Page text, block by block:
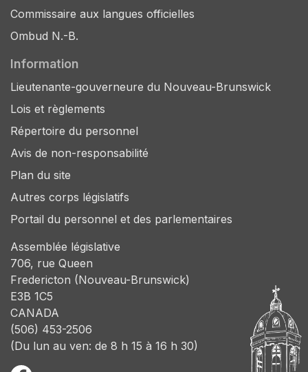
Commissaire aux langues officielles
Ombud N.-B.
Information
Lieutenante-gouverneure du Nouveau-Brunswick
Lois et règlements
Répertoire du personnel
Avis de non-responsabilité
Plan du site
Autres corps législatifs
Portail du personnel et des parlementaires
Assemblée législative
706, rue Queen
Fredericton (Nouveau-Brunswick)
E3B 1C5
CANADA
(506) 453-2506
(Du lun au ven: de 8 h 15 à 16 h 30)